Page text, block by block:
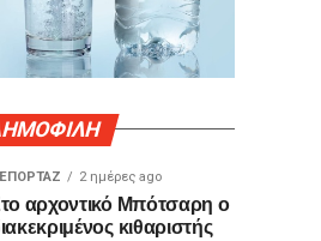
2 ημέρες ago
αρχοντικό Μπότσαρη ο
κιθαριστής